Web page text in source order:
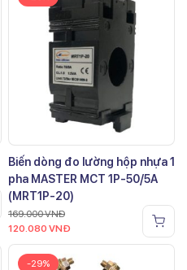
Biến dòng đo lường hộp nhựa 1
pha MASTER MCT 1P-50/5A
(MRT1P-20)
169.000VNĐ
120.080 VNĐ
-29%